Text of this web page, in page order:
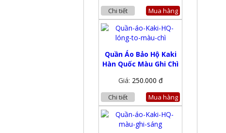
Chi tiết Mua hàng
Quần Áo Bảo Hộ Kaki
Hàn Quốc Màu Ghi Chì
Giá: 250.000 đ
Chi tiết Mua hàng